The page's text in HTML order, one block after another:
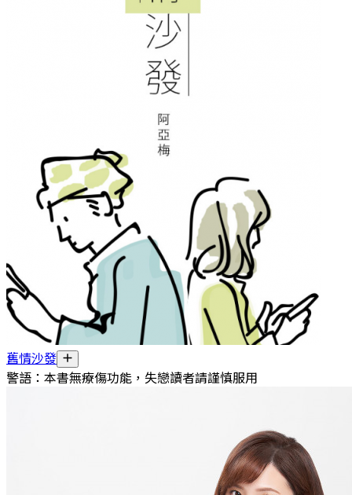
舊情沙發
警語：本書無療傷功能，失戀讀者請謹慎服用